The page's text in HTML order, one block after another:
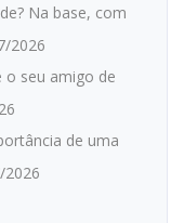
Na base, com
2026
o seu amigo de
de uma
2026